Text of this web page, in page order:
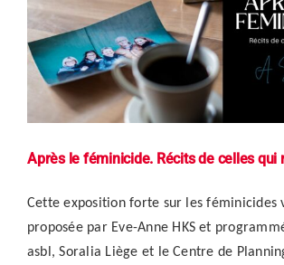
Après le féminicide. Récits de celles qui
Cette exposition forte sur les féminicides
proposée par Eve-Anne HKS et
asbl, Soralia Liège et le Centre de